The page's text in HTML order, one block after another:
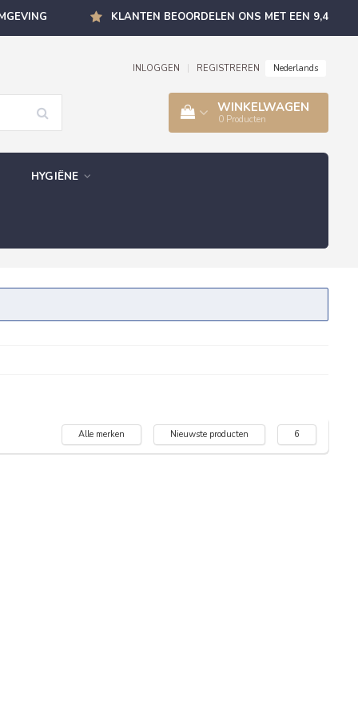
KLANTEN BEOORDELEN ONS MET EEN 9,4
INLOGGEN REGISTREREN Nederlands
WINKELWAGEN
0 Producten
HYGIËNE
Alle merken Nieuwste producten 6